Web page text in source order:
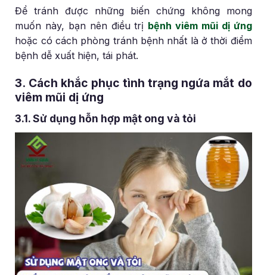
Để tránh được những biến chứng không mong
muốn này, bạn nên điều trị bệnh viêm mũi dị ứng
hoặc có cách phòng tránh bệnh nhất là ở thời điểm
bệnh dễ xuất hiện, tái phát.
3. Cách khắc phục tình trạng ngứa mắt do
viêm mũi dị ứng
3.1. Sử dụng hỗn hợp mật ong và tỏi